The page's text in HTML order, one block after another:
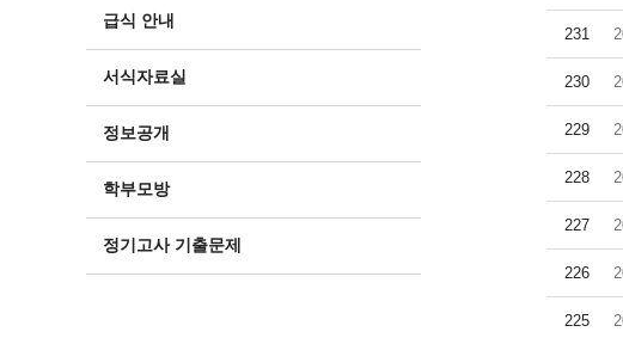
급식 안내
서식자료실
정보공개
학부모방
정기고사 기출문제
231
230
229
228
227
226
225